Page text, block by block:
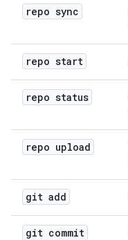
repo sync
repo start
repo status
repo upload
git add
git commit